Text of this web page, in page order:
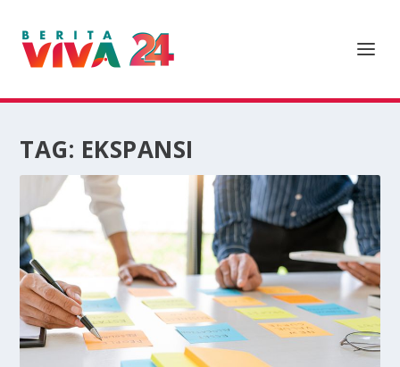
TAG: EKSPANSI